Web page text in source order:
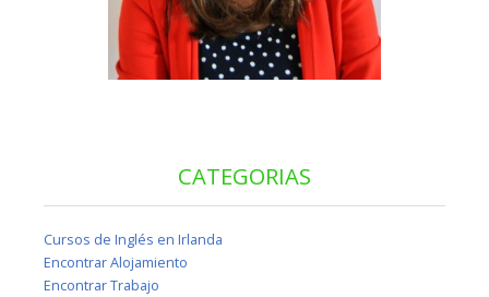
CATEGORIAS
Cursos de Inglés en Irlanda
Encontrar Alojamiento
Encontrar Trabajo